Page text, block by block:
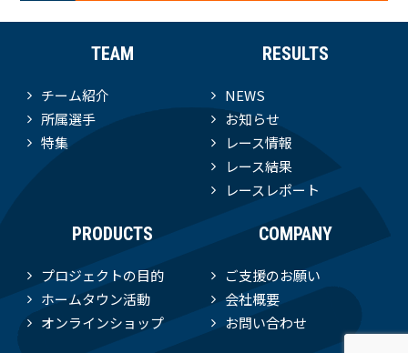
TEAM
チーム紹介
所属選手
特集
RESULTS
NEWS
お知らせ
レース情報
レース結果
レースレポート
PRODUCTS
プロジェクトの目的
ホームタウン活動
オンラインショップ
COMPANY
ご支援のお願い
会社概要
お問い合わせ